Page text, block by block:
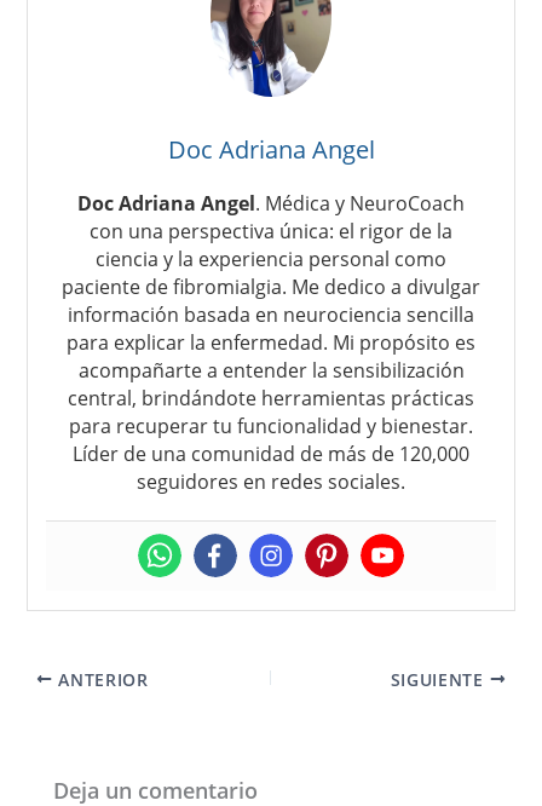
Doc Adriana Angel
Doc Adriana Angel. Médica y NeuroCoach
con una perspectiva única: el rigor de la
ciencia y la experiencia personal como
paciente de fibromialgia. Me dedico a divulgar
información basada en neurociencia sencilla
para explicar la enfermedad. Mi propósito es
acompañarte a entender la sensibilización
central, brindándote herramientas prácticas
para recuperar tu funcionalidad y bienestar.
Líder de una comunidad de más de 120,000
seguidores en redes sociales.
ANTERIOR SIGUIENTE
Deja un comentario